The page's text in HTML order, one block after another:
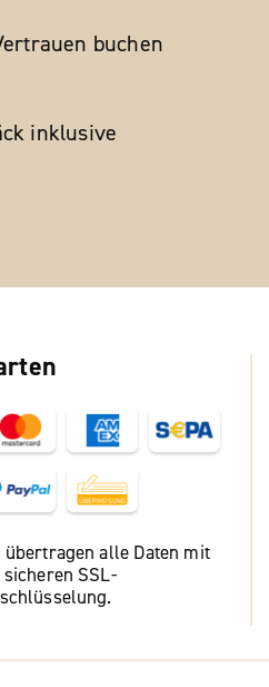
buchen
inklusive
übertragen alle Daten mit
SSL-